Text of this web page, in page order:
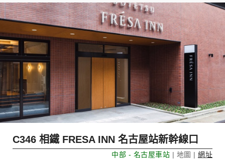
More
C346 相鐵 FRESA INN 名古屋站新幹線口
中部 - 名古屋車站 | 地圖 | 網址